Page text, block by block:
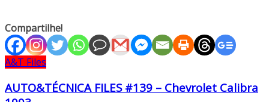
Compartilhe!
A&T Files
AUTO&TÉCNICA FILES #139 – Chevrolet Calibra